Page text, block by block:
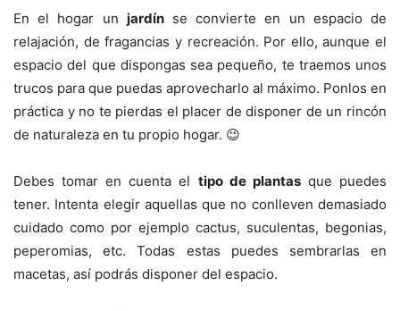
En el hogar un jardínse convierte en un espacio de
relajación, de fragancias y recreación. Por ello, aunque el
espacio del que dispongas sea pequeño, te traemos unos
trucos para que puedas aprovecharlo al máximo. Ponlos en
práctica y no te pierdas el placer de disponer de un rincón
de naturaleza en tu propio hogar. 😉
Debes tomar en cuenta el tipo de plantasque puedes
tener. Intenta elegir aquellas que no conlleven demasiado
cuidado como por ejemplo cactus, suculentas, begonias,
peperomias, etc. Todas estas puedes sembrarlas en
macetas, así podrás disponer del espacio.